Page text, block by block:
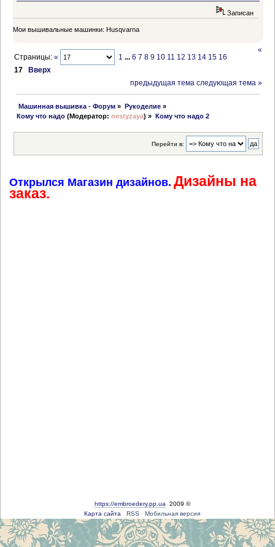
Записан
Мои вышивальные машинки: Husqvarna
Страницы:« 1 ...6 7 8 9 10 11 12 13 14 15 16
17
Вверх
«
предыдущая тема следующая тема »
Машинная вышивка - Форум » Рукоделие»
Кому что надо (Модератор:nestyzaya) » Кому что надо 2
Перейти в:
Открылся Магазин дизайнов. Дизайны на
заказ.
https://embroedery.pp.ua 2009 ©
Карта сайта
RSS Мобильная версия